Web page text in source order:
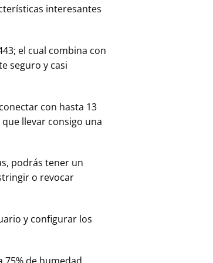
interesantes
el cual combina con
seguro y casi
con hasta 13
llevar consigo una
podrás tener un
o revocar
y configurar los